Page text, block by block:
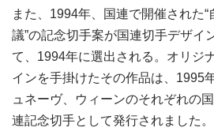
また、1994年、国連で開催された
議”の記念切手案が国連切手デザイ
て、1994年に選出される。オリジ
インを手掛けたその作品は、1995
ュネーヴ、ウィーンのそれぞれの
連記念切手として発行されました。